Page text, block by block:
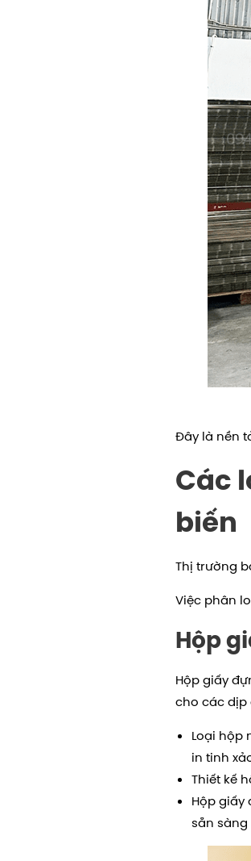
Đây là nền
Các
biến
Thị trường
Việc phân
Hộp
Hộp giấy
cho các dịp
Loại hộp
in tinh
Thiết kế
Hộp
sẵn